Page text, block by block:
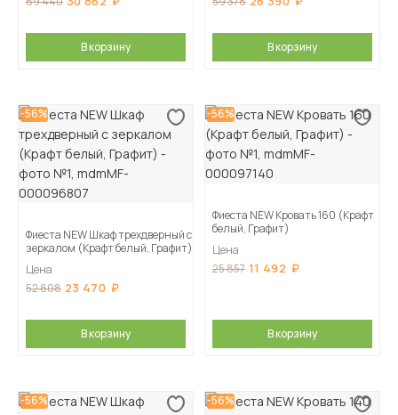
В корзину В корзину
-56%
Фиеста NEW Шкаф трехдверный с
зеркалом (Крафт белый, Графит)
Цена
52 808 23 470
В корзину
-56%
Фиеста NEW Кровать 160 (Крафт
белый, Графит)
Цена
25 857 11 492
В корзину
-56% -56%